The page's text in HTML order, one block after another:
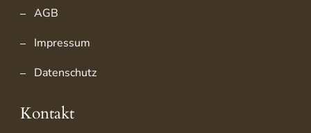
AGB
Impressum
Datenschutz
Kontakt